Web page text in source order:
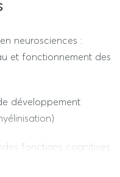
s’appuie sur une
socio-
de permettre aux
et des
:
et fonctionnement des
fonctions cognitives